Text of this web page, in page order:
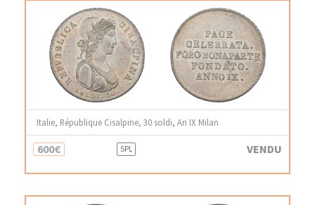
Italie, République Cisalpine, 30 soldi, An IX Milan
600€ SPL VENDU